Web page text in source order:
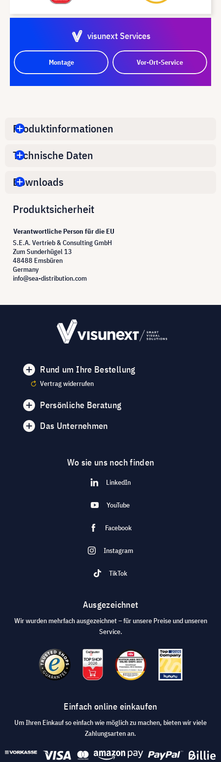
visunext Services
Montage Vor-Ort-Service
Produktinformationen
Technische Daten
Downloads
Produktsicherheit
Verantwortliche Person für die EU
S.E.A. Vertrieb & Consulting GmbH
Zum Sunderhügel 13
48488 Emsbüren
Germany
info@sea-distribution.com
Rund um Ihre Bestellung
Vertrag widerrufen
Persönliche Beratung
Das Unternehmen
Wo sie uns noch finden
LinkedIn
YouTube
Facebook
Instagram
TikTok
Ausgezeichnet
Wir wurden mehrfach ausgezeichnet – für unsere Preise und unseren
Service.
Einfach online einkaufen
Um Ihren Einkauf so einfach wie möglich zu machen, bieten wir viele
Zahlungsarten an.